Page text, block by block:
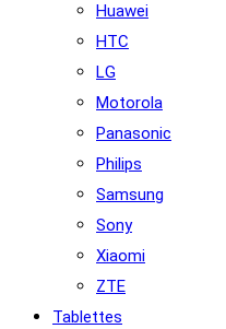
Huawei
HTC
LG
Motorola
Panasonic
Philips
Samsung
Sony
Xiaomi
ZTE
Tablettes